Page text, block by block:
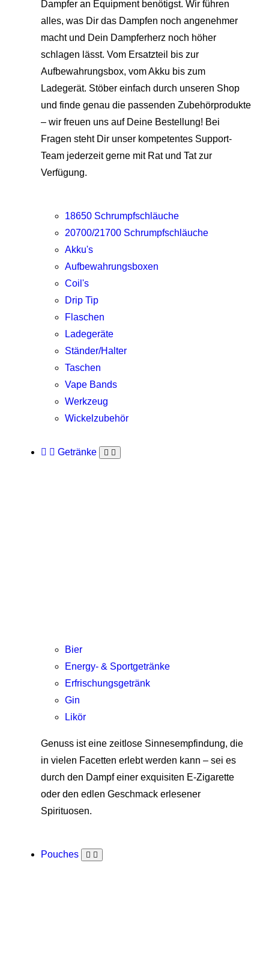
Dampfer an Equipment benötigst. Wir führen
alles, was Dir das Dampfen noch angenehmer
macht und Dein Dampferherz noch höher
schlagen lässt. Vom Ersatzteil bis zur
Aufbewahrungsbox, vom Akku bis zum
Ladegerät. Stöber einfach durch unseren Shop
und finde genau die passenden Zubehörprodukte
– wir freuen uns auf Deine Bestellung! Bei
Fragen steht Dir unser kompetentes Support-
Team jederzeit gerne mit Rat und Tat zur
Verfügung.
18650 Schrumpfschläuche
20700/21700 Schrumpfschläuche
Akku's
Aufbewahrungsboxen
Coil's
Drip Tip
Flaschen
Ladegeräte
Ständer/Halter
Taschen
Vape Bands
Werkzeug
Wickelzubehör
Getränke
Bier
Energy- & Sportgetränke
Erfrischungsgetränk
Gin
Likör
Genuss ist eine zeitlose Sinnesempfindung, die
in vielen Facetten erlebt werden kann – sei es
durch den Dampf einer exquisiten E-Zigarette
oder den edlen Geschmack erlesener
Spirituosen.
Pouches